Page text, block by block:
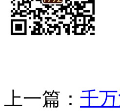
上一篇： 千